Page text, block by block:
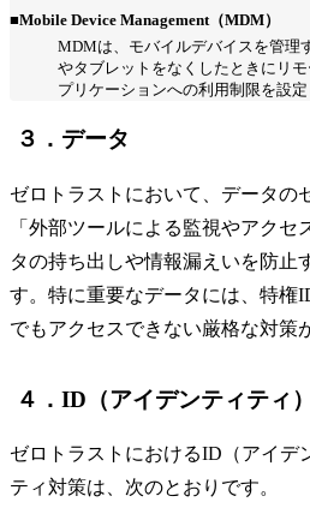
■Mobile Device Management（MDM）
MDMは、モバイルデバイスを管理
やタブレットをなくしたときにリ
プリケーションへの利用制限を設定
３．データ
ゼロトラストにおいて、データの
「外部ツールによる監視やアク
タの持ち出しや情報漏えいを防止
す。特に重要なデータには、特権
でもアクセスできない厳格な対策
４．ID（アイデンティティ）
ゼロトラストにおけるID（アイデ
ティ対策は、次のとおりです。